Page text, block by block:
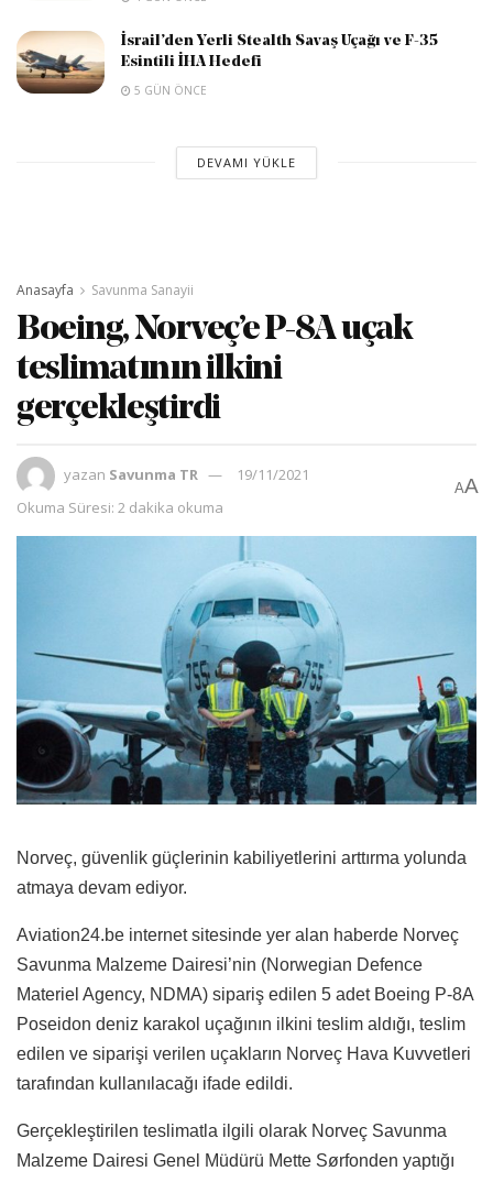
İsrail’den Yerli Stealth Savaş Uçağı ve F-35
Esintili İHA Hedefi
5 GÜN ÖNCE
DEVAMI YÜKLE
Anasayfa Savunma Sanayii
Boeing, Norveç’e P-8A uçak
teslimatının ilkini
gerçekleştirdi
yazan Savunma TR
19/11/2021
Okuma Süresi: 2 dakika okuma
AA
Norveç, güvenlik güçlerinin kabiliyetlerini arttırma yolunda
atmaya devam ediyor.
Aviation24.be internet sitesinde yer alan haberde Norveç
Savunma Malzeme Dairesi’nin (Norwegian Defence
Materiel Agency, NDMA) sipariş edilen 5 adet Boeing P-8A
Poseidon deniz karakol uçağının ilkini teslim aldığı, teslim
edilen ve siparişi verilen uçakların Norveç Hava Kuvvetleri
tarafından kullanılacağı ifade edildi.
Gerçekleştirilen teslimatla ilgili olarak Norveç Savunma
Malzeme Dairesi Genel Müdürü Mette Sørfonden yaptığı